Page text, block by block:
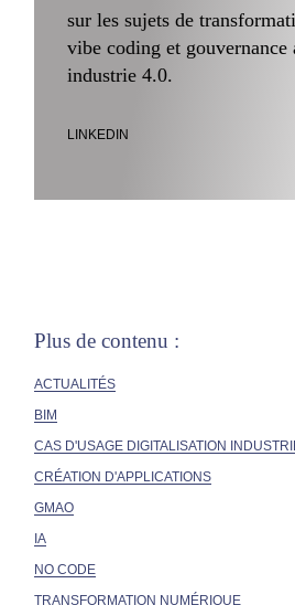
sur les sujets de
vibe coding et gouvernance
industrie 4.0.
LINKEDIN
Plus de contenu :
ACTUALITÉS
BIM
CAS D'USAGE DIGITALISATION
CRÉATION D'APPLICATIONS
GMAO
IA
NO CODE
TRANSFORMATION NUMÉRIQUE